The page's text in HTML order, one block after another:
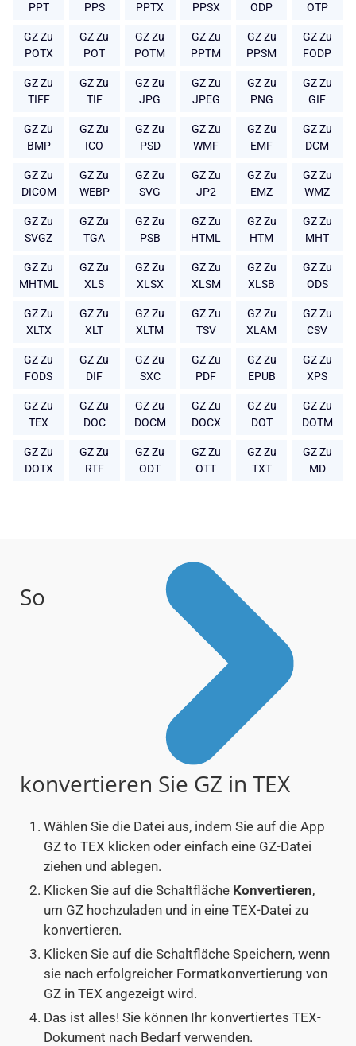
PPT
PPS
PPTX
PPSX
ODP
OTP
GZ Zu
POTX
GZ Zu
POT
GZ Zu
POTM
GZ Zu
PPTM
GZ Zu
PPSM
GZ Zu
FODP
GZ Zu
TIFF
GZ Zu
TIF
GZ Zu
JPG
GZ Zu
JPEG
GZ Zu
PNG
GZ Zu
GIF
GZ Zu
BMP
GZ Zu
ICO
GZ Zu
PSD
GZ Zu
WMF
GZ Zu
EMF
GZ Zu
DCM
GZ Zu
DICOM
GZ Zu
WEBP
GZ Zu
SVG
GZ Zu
JP2
GZ Zu
EMZ
GZ Zu
WMZ
GZ Zu
SVGZ
GZ Zu
TGA
GZ Zu
PSB
GZ Zu
HTML
GZ Zu
HTM
GZ Zu
MHT
GZ Zu
MHTML
GZ Zu
XLS
GZ Zu
XLSX
GZ Zu
XLSM
GZ Zu
XLSB
GZ Zu
ODS
GZ Zu
XLTX
GZ Zu
XLT
GZ Zu
XLTM
GZ Zu
TSV
GZ Zu
XLAM
GZ Zu
CSV
GZ Zu
FODS
GZ Zu
DIF
GZ Zu
SXC
GZ Zu
PDF
GZ Zu
EPUB
GZ Zu
XPS
GZ Zu
TEX
GZ Zu
DOC
GZ Zu
DOCM
GZ Zu
DOCX
GZ Zu
DOT
GZ Zu
DOTM
GZ Zu
DOTX
GZ Zu
RTF
GZ Zu
ODT
GZ Zu
OTT
GZ Zu
TXT
GZ Zu
MD
So
konvertieren Sie GZ in TEX
Wählen Sie die Datei aus, indem Sie auf die App
GZ to TEX klicken oder einfach eine GZ-Datei
ziehen und ablegen.
Klicken Sie auf die Schaltfläche Konvertieren,
um GZ hochzuladen und in eine TEX-Datei zu
konvertieren.
Klicken Sie auf die Schaltfläche Speichern, wenn
sie nach erfolgreicher Formatkonvertierung von
GZ in TEX angezeigt wird.
Das ist alles! Sie können Ihr konvertiertes TEX-
Dokument nach Bedarf verwenden.